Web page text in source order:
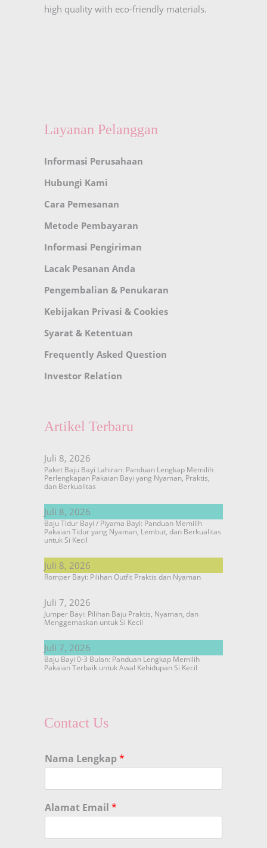
high quality with eco-friendly materials.
Layanan Pelanggan
Informasi Perusahaan
Hubungi Kami
Cara Pemesanan
Metode Pembayaran
Informasi Pengiriman
Lacak Pesanan Anda
Pengembalian & Penukaran
Kebijakan Privasi & Cookies
Syarat & Ketentuan
Frequently Asked Question
Investor Relation
Artikel Terbaru
Juli 8, 2026
Paket Baju Bayi Lahiran: Panduan Lengkap Memilih
Perlengkapan Pakaian Bayi yang Nyaman, Praktis,
dan Berkualitas
Juli 8, 2026
Baju Tidur Bayi / Piyama Bayi: Panduan Memilih
Pakaian Tidur yang Nyaman, Lembut, dan Berkualitas
untuk Si Kecil
Juli 8, 2026
Romper Bayi: Pilihan Outfit Praktis dan Nyaman
Juli 7, 2026
Jumper Bayi: Pilihan Baju Praktis, Nyaman, dan
Menggemaskan untuk Si Kecil
Juli 7, 2026
Baju Bayi 0-3 Bulan: Panduan Lengkap Memilih
Pakaian Terbaik untuk Awal Kehidupan Si Kecil
Contact Us
Nama Lengkap*
Alamat Email *